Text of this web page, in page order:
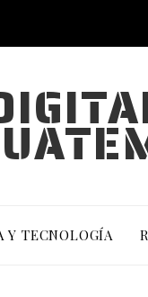
Y TECNOLOGÍA